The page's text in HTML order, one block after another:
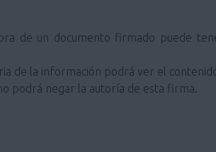
de un documento firmado puede
de la información podrá ver el
podrá negar la autoría de esta firma.